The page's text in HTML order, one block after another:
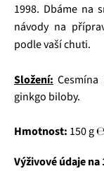
1998. Dbáme na
návody na
podle vaší chuti.
Složení:
ginkgo biloby.
Hmotnost: 150 g ℮
Výživové údaje na